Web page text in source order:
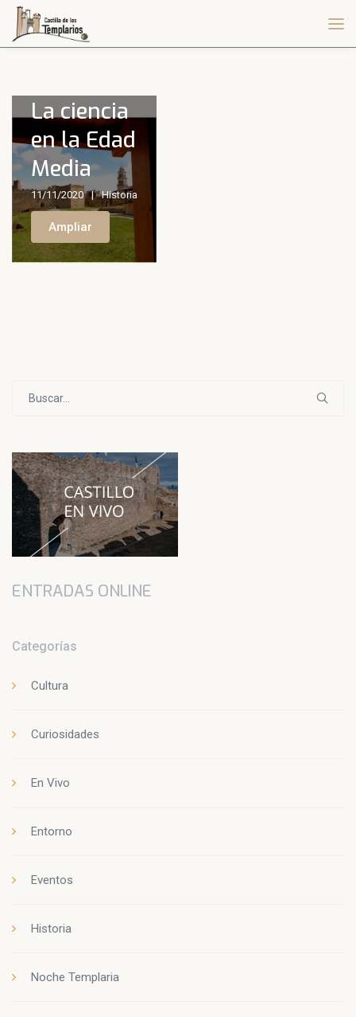
La ciencia
en la Edad
Media
11/11/2020 Historia
Ampliar
ENTRADAS ONLINE
Categorías
Cultura
Curiosidades
En Vivo
Entorno
Eventos
Historia
Noche Templaria